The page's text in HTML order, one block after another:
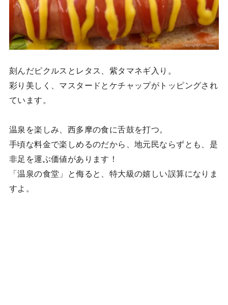
刻んだピクルスとレタス、紫タマネギ入り。
彩り美しく、マスタードとケチャップがトッピングされ
ています。
温泉を楽しみ、西多摩の食に舌鼓を打つ。
手頃な料金で楽しめるのだから、地元民ならずとも、是
非足を運ぶ価値があります！
「温泉の食堂」と侮ると、特大級の嬉しい誤算になりま
すよ。